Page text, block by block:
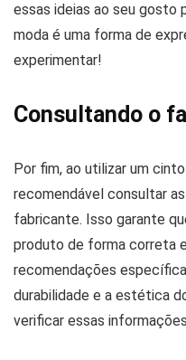
essas ideias ao seu gosto
moda é uma forma de
experimentar!
Consultando o
Por fim, ao utilizar um
recomendável consultar
fabricante. Isso garante
produto de forma correta
recomendações
durabilidade e a estética
verificar essas